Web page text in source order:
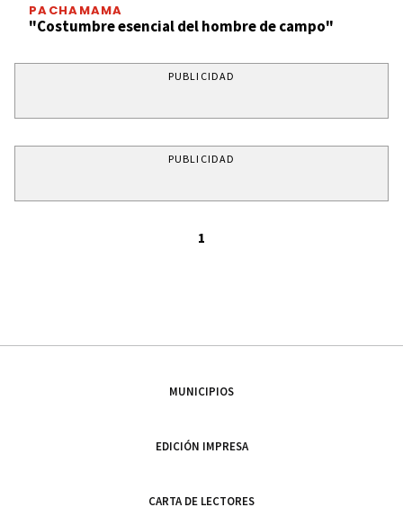
PACHAMAMA
"Costumbre esencial del hombre de campo"
PUBLICIDAD
PUBLICIDAD
1
MUNICIPIOS
EDICIÓN IMPRESA
CARTA DE LECTORES